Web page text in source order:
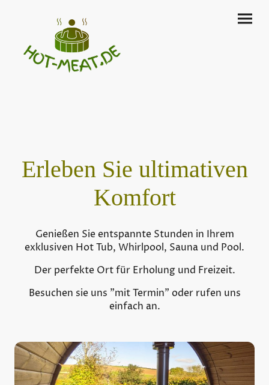
Erleben Sie ultimativen
Komfort
Genießen Sie entspannte Stunden in Ihrem
exklusiven Hot Tub, Whirlpool, Sauna und Pool.
Der perfekte Ort für Erholung und Freizeit.
Besuchen sie uns "mit Termin" oder rufen uns
einfach an.